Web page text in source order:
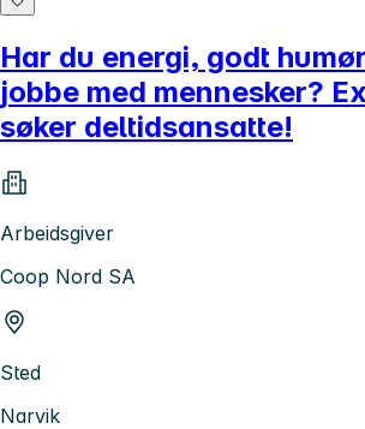
Har du energi, godt
jobbe med mennesker?
søker deltidsansatte!
Arbeidsgiver
Coop Nord SA
Sted
Narvik